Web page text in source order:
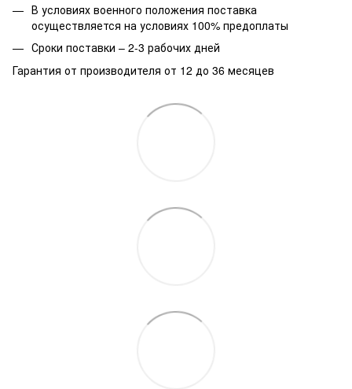
В условиях военного положения поставка
осуществляется на условиях 100% предоплаты
Сроки поставки – 2-3 рабочих дней
Гарантия от производителя от 12 до 36 месяцев